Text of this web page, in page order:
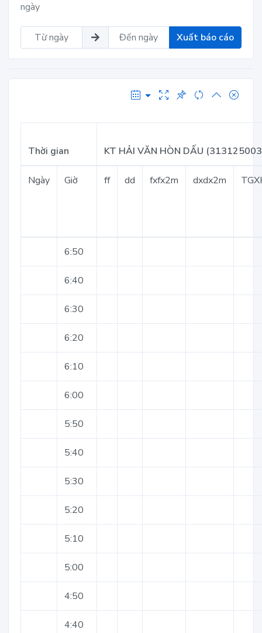
ngày
Xuất báo cáo
Thời gian KT HẢI VĂN HÒN DẤU
Ngày Giờ ff dd fxfx2m dxdx2m
6:50
6:40
6:30
6:20
6:10
6:00
5:50
5:40
5:30
5:20
5:10
5:00
4:50
4:40